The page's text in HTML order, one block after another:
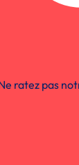
ratez pas